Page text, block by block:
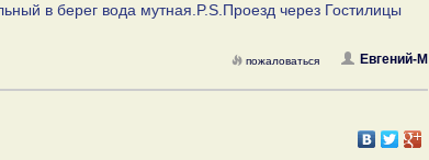
в берег вода мутная.P.S.Проезд через Гостилицы
Евгений-М
пожаловаться